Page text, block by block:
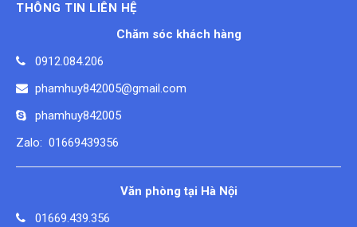
THÔNG TIN LIÊN HỆ
Chăm sóc khách hàng
0912.084.206
phamhuy842005@gmail.com
phamhuy842005
Zalo: 01669439356
Văn phòng tại Hà Nội
01669.439.356